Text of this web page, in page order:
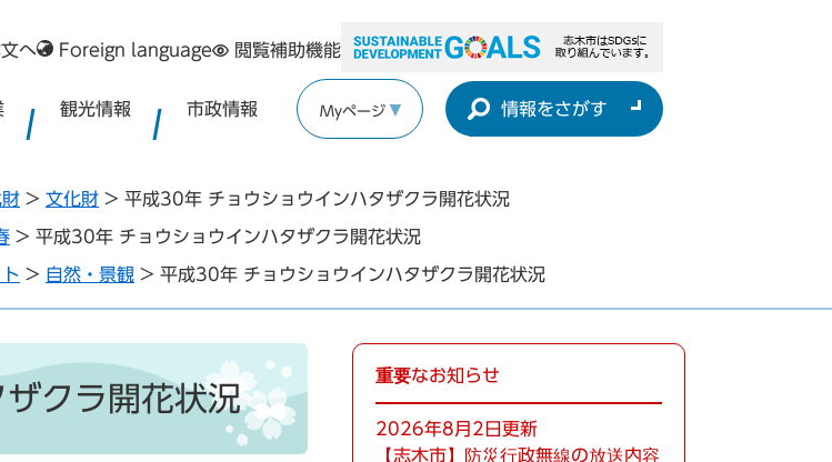
へ Foreign language 閲覧補助機能
観光情報 市政情報 Myページ 情報をさがす
> 文化財 > 平成30年 チョウショウインハタザクラ開花状況
> 平成30年 チョウショウインハタザクラ開花状況
> 自然・景観 > 平成30年 チョウショウインハタザクラ開花状況
クラ開花状況
重要なお知らせ
2026年8月2日更新
【志木市】防災行政無線の放送内容